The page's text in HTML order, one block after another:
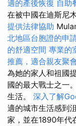
適的產後恢復 自助
在被中國在迪斯尼
提供法律協助
北地區台胞證的申
的舒適空間 專業的
推薦，適合親友聚
為她的家人和祖國
國的最大戰士之一
生活。 深入了解
適的城市生活感到
家，並在1890年代